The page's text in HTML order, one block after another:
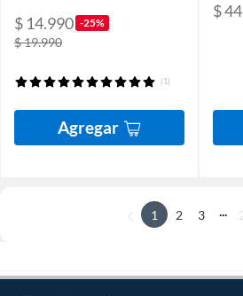
$ 14.990 -25%
$ 19.990
(1)
Agregar
$
1 2 3